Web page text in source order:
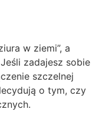
w ziemi”, a
zadajesz sobie
szczelnej
o tym, czy